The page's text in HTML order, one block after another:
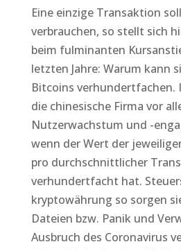
Eine einzige Transaktion
verbrauchen, so stellt sich
beim fulminanten
letzten Jahre: Warum kann
Bitcoins verhundertfachen.
die chinesische Firma vor
Nutzerwachstum und -
wenn der Wert der
pro durchschnittlicher
verhundertfacht hat.
kryptowährung so sorgen
Dateien bzw. Panik und
Ausbruch des Coronavirus